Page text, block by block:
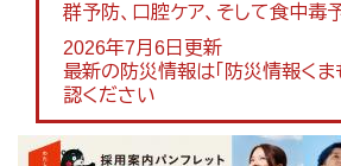
群予防、口腔ケア、そして食中毒
2026年7月6日更新
最新の防災情報は「防災情報くま
認ください